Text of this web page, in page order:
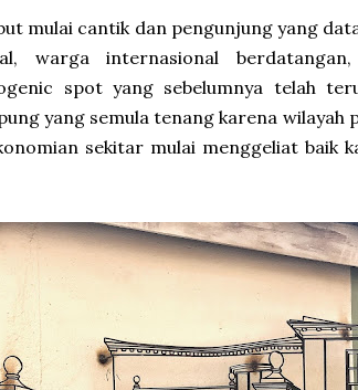
mulai cantik dan pengunjung yang
warga internasional
spot yang sebelumnya telah
yang semula tenang karena wilayah
sekitar mulai menggeliat baik